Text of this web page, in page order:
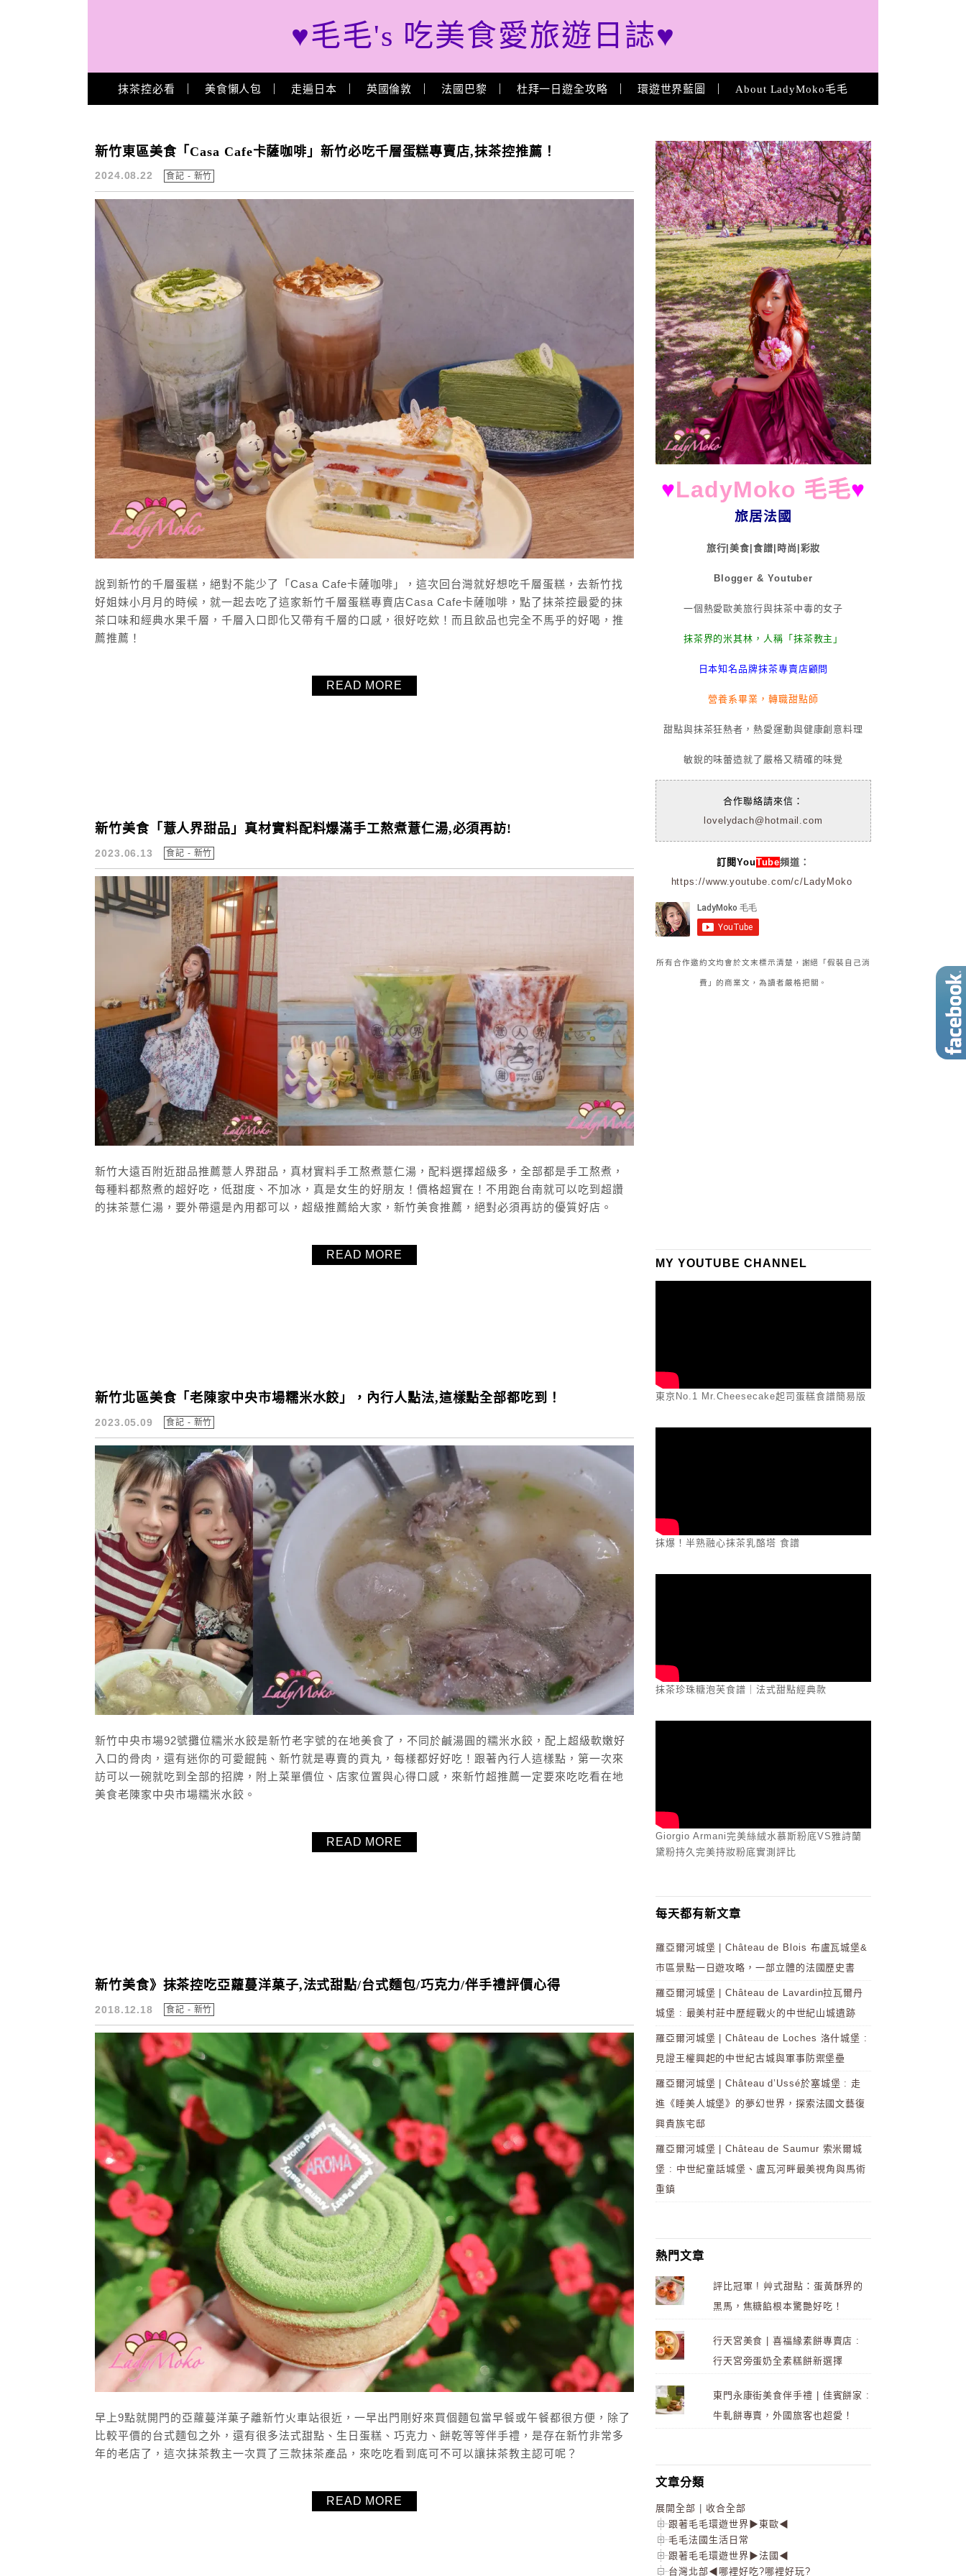
♥毛毛's 吃美食愛旅遊日誌♥
Main Menu
抹茶控必看 美食懶人包 走遍日本 英國倫敦 法國巴黎 杜拜一日遊全攻略 環遊世界藍圖 About LadyMoko毛毛
食記 – 新竹
新竹東區美食「Casa Cafe卡薩咖啡」新竹必吃千層蛋糕專賣店,抹茶控推薦！
2024.08.22 食記 - 新竹
說到新竹的千層蛋糕，絕對不能少了「Casa Cafe卡薩咖啡」，這次回台灣就好想吃千層蛋糕，去新竹找
好姐妹小月月的時候，就一起去吃了這家新竹千層蛋糕專賣店Casa Cafe卡薩咖啡，點了抹茶控最愛的抹
茶口味和經典水果千層，千層入口即化又帶有千層的口感，很好吃欸！而且飲品也完全不馬乎的好喝，推
薦推薦！
READ MORE
新竹美食「薏人界甜品」真材實料配料爆滿手工熬煮薏仁湯,必須再訪!
2023.06.13 食記 - 新竹
新竹大遠百附近甜品推薦薏人界甜品，真材實料手工熬煮薏仁湯，配料選擇超級多，全部都是手工熬煮，
每種料都熬煮的超好吃，低甜度、不加冰，真是女生的好朋友！價格超實在！不用跑台南就可以吃到超讚
的抹茶薏仁湯，要外帶還是內用都可以，超級推薦給大家，新竹美食推薦，絕對必須再訪的優質好店。
READ MORE
新竹北區美食「老陳家中央市場糯米水餃」，內行人點法,這樣點全部都吃到！
2023.05.09 食記 - 新竹
新竹中央市場92號攤位糯米水餃是新竹老字號的在地美食了，不同於鹹湯圓的糯米水餃，配上超級軟嫩好
入口的骨肉，還有迷你的可愛餛飩、新竹就是專賣的貢丸，每樣都好好吃！跟著內行人這樣點，第一次來
訪可以一碗就吃到全部的招牌，附上菜單價位、店家位置與心得口感，來新竹超推薦一定要來吃吃看在地
美食老陳家中央市場糯米水餃。
READ MORE
新竹美食》抹茶控吃亞蘿蔓洋菓子,法式甜點/台式麵包/巧克力/伴手禮評價心得
2018.12.18 食記 - 新竹
早上9點就開門的亞蘿蔓洋菓子離新竹火車站很近，一早出門剛好來買個麵包當早餐或午餐都很方便，除了
比較平價的台式麵包之外，還有很多法式甜點、生日蛋糕、巧克力、餅乾等等伴手禮，是存在新竹非常多
年的老店了，這次抹茶教主一次買了三款抹茶產品，來吃吃看到底可不可以讓抹茶教主認可呢？
READ MORE
About
♥LadyMoko 毛毛♥
旅居法國
旅行|美食|食譜|時尚|彩妝
Blogger & Youtuber
一個熱愛歐美旅行與抹茶中毒的女子
抹茶界的米其林，人稱「抹茶教主」
日本知名品牌抹茶專賣店顧問
營養系畢業，轉職甜點師
甜點與抹茶狂熱者，熱愛運動與健康創意料理
敏銳的味蕾造就了嚴格又精確的味覺
合作聯絡請來信：
lovelydach@hotmail.com
訂閱YouTube頻道：
https://www.youtube.com/c/LadyMoko
所有合作邀約文均會於文末標示清楚，謝絕「假裝自己消
費」的商業文，為讀者嚴格把關。
MY YOUTUBE CHANNEL
東京No.1 Mr.Cheesecake起司蛋糕食譜簡易版
抹爆！半熟融心抹茶乳酪塔 食譜
抹茶珍珠糖泡芙食譜｜法式甜點經典款
Giorgio Armani完美絲絨水慕斯粉底VS雅詩蘭
黛粉持久完美持妝粉底實測評比
每天都有新文章
羅亞爾河城堡 | Château de Blois 布盧瓦城堡&
市區景點一日遊攻略，一部立體的法國歷史書
羅亞爾河城堡 | Château de Lavardin拉瓦爾丹
城堡 : 最美村莊中歷經戰火的中世紀山城遺跡
羅亞爾河城堡 | Château de Loches 洛什城堡 :
見證王權興起的中世紀古城與軍事防禦堡壘
羅亞爾河城堡 | Château d’Ussé於塞城堡 : 走
進《睡美人城堡》的夢幻世界，探索法國文藝復
興貴族宅邸
羅亞爾河城堡 | Château de Saumur 索米爾城
堡 : 中世紀童話城堡、盧瓦河畔最美視角與馬術
重鎮
熱門文章
評比冠軍 ! 艸式甜點：蛋黃酥界的
黑馬，焦糖餡根本驚艷好吃！
行天宮美食 | 喜福緣素餅專賣店 :
行天宮旁蛋奶全素糕餅新選擇
東門永康街美食伴手禮 | 佳賓餅家 :
牛軋餅專賣，外國旅客也超愛！
文章分類
展開全部
收合全部
跟著毛毛環遊世界▶東歐◀
毛毛法國生活日常
跟著毛毛環遊世界▶法國◀
台灣北部◀哪裡好吃?哪裡好玩?